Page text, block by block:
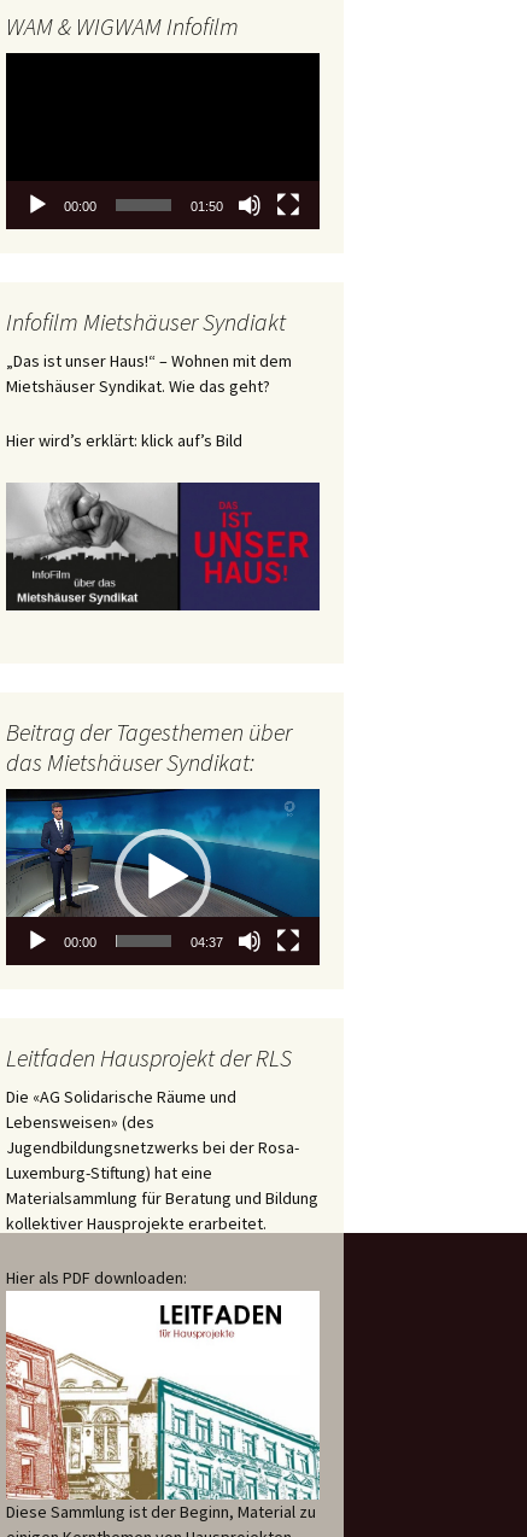
WAM & WIGWAM Infofilm
00:00 01:50
Infofilm Mietshäuser Syndiakt
„Das ist unser Haus!“ – Wohnen mit dem
Mietshäuser Syndikat. Wie das geht?
Hier wird’s erklärt: klick auf’s Bild
Beitrag der Tagesthemen über
das Mietshäuser Syndikat:
Video-
Player
00:00 04:37
Leitfaden Hausprojekt der RLS
Die «AG Solidarische Räume und
Lebensweisen» (des
Jugendbildungsnetzwerks bei der Rosa-
Luxemburg-Stiftung) hat eine
Materialsammlung für Beratung und Bildung
kollektiver Hausprojekte erarbeitet.
Hier als PDF downloaden:
Diese Sammlung ist der Beginn, Material zu